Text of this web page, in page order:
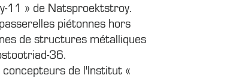
11 » de Natsproektstroy.
piétonnes hors
de structures métalliques
36.
de l'Institut «